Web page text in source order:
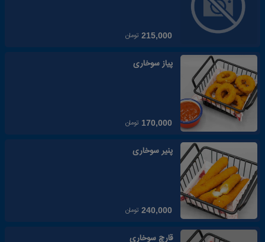
215,000 تومان
پیاز سوخاری
170,000 تومان
پنیر سوخاری
240,000 تومان
قارچ سوخاری